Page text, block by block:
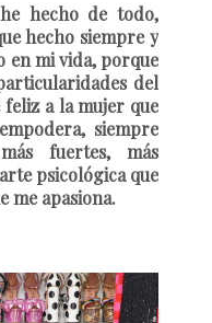
hecho de todo,
hecho siempre y
en mi vida, porque
del
feliz a la mujer que
siempre
fuertes, más
psicológica que
me apasiona.